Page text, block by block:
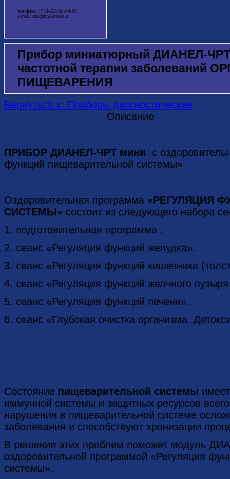
тел./факс: +7 (3452) 06-04-05
e-mail: tmz@tmz-steklo.ru
Прибор миниатюрный ДИАНЕЛ-ЧРТ
частотной терапии заболеваний
ПИЩЕВАРЕНИЯ
Вернуться к: Приборы диагностические
Описание
ПРИБОР ДИАНЕЛ-ЧРТ мини
с
функций пищеварительной системы»
Оздоровительная программа «РЕГУЛЯЦИЯ
СИСТЕМЫ» состоит из следующего набора
1. подготовительная программа .
2. сеанс «Регуляция функций желудка».
3. сеанс «Регуляция функций кишечника
4. сеанс «Регуляция функций желчного
5. сеанс «Регуляция функций печени».
6. сеанс «Глубокая очистка организма.
Состояние пищеварительной системы
иммунной системы и защитных ресурсов
нарушения в пищеварительной системе
заболевания и способствуют хронизации
В решении этих проблем поможет модуль
оздоровительной программой «Регуляция
системы».